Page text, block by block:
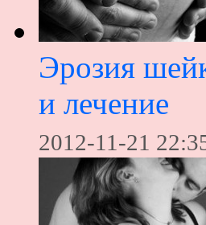
Эрозия
и лечение
2012-11-21